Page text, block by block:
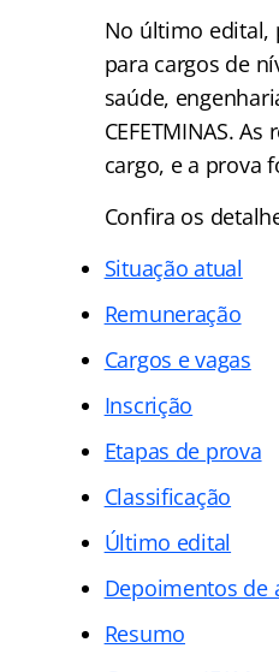
No último edital,
para cargos de
saúde,
CEFETMINAS.
cargo, e a prova
Confira os
Situação atual
Remuneração
Cargos e vagas
Inscrição
Etapas de prova
Classificação
Último edital
Depoimentos de
Resumo